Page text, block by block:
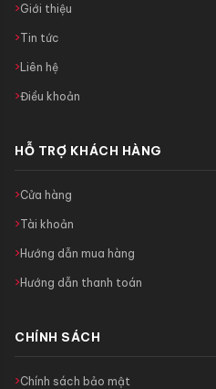
Giới thiệu
Tin tức
Liên hệ
Điều khoản
HỖ TRỢ KHÁCH HÀNG
Cửa hàng
Tài khoản
Hướng dẫn mua hàng
Hướng dẫn thanh toán
CHÍNH SÁCH
Chính sách bảo mật